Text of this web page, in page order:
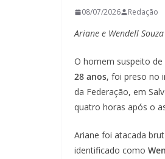
08/07/2026 Redação
Ariane e Wendell
O homem suspeito de
28 anos, foi preso no
da Federação, em
quatro horas após o
Ariane foi atacada
identificado como